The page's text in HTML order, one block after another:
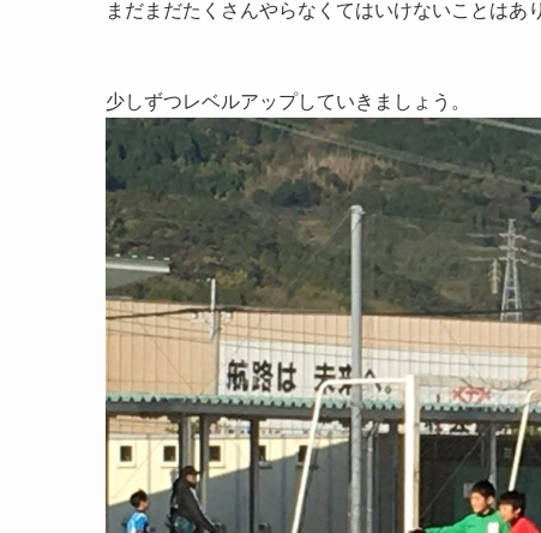
まだまだたくさんやらなくてはいけないことはあ
少しずつレベルアップしていきましょう。